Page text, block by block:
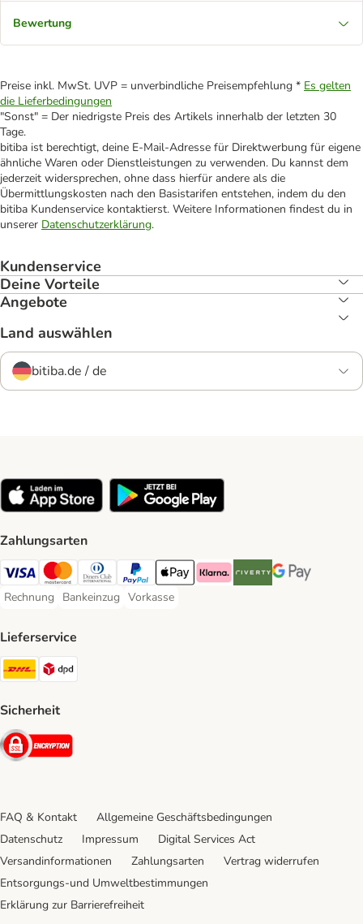
Bewertung
Preise inkl. MwSt. UVP = unverbindliche Preisempfehlung * Es gelten
die Lieferbedingungen
"Sonst" = Der niedrigste Preis des Artikels innerhalb der letzten 30
Tage.
bitiba ist berechtigt, deine E-Mail-Adresse für Direktwerbung für eigene
ähnliche Waren oder Dienstleistungen zu verwenden. Du kannst dem
jederzeit widersprechen, ohne dass hierfür andere als die
Übermittlungskosten nach den Basistarifen entstehen, indem du den
bitiba Kundenservice kontaktierst. Weitere Informationen findest du in
unserer Datenschutzerklärung.
Kundenservice
Deine Vorteile
Angebote
Land auswählen
bitiba.de / de
Zahlungsarten
Visa Payment Method
Mastercard Payment Method
Diners Club Payment Method
PayPal Payment Method
Apple Pay Payment Method
Klarna Payment Method
Riverty Payment Method
Google Pay
Rechnung
Rechnung Payment Method
Bankeinzug
Bankeinzug Payment Method
Vorkasse
Vorkasse Payment Method
Lieferservice
DHL Shipping Method
Sicherheit
Security
FAQ & Kontakt
Allgemeine Geschäftsbedingungen
Datenschutz
Impressum
Digital Services Act
Versandinformationen
Zahlungsarten
Vertrag widerrufen
Entsorgungs-und Umweltbestimmungen
Erklärung zur Barrierefreiheit